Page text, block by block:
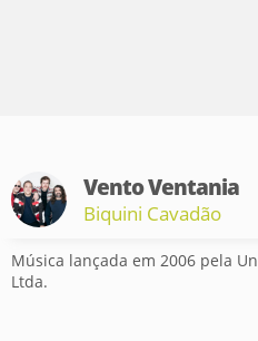
Vento Ventania
Biquini Cavadão
Música lançada em 2006 pela
Ltda.